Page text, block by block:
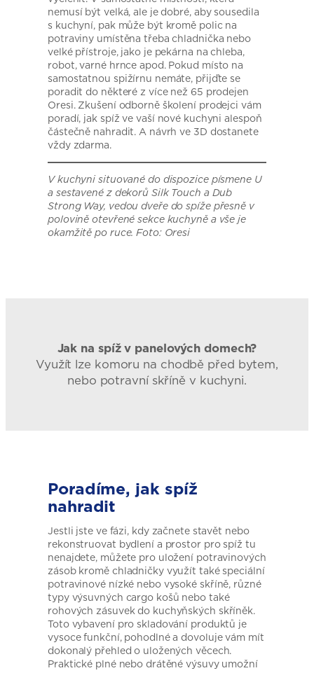
nemusí být velká, ale je dobré, aby sousedila
s kuchyní, pak může být kromě polic na
potraviny umístěna třeba chladnička nebo
velké přístroje, jako je pekárna na chleba,
robot, varné hrnce apod. Pokud místo na
samostatnou spižírnu nemáte, přijďte se
poradit do některé z více než 65 prodejen
Oresi. Zkušení odborně školení prodejci vám
poradí, jak spíž ve vaší nové kuchyni alespoň
částečně nahradit. A návrh ve 3D dostanete
vždy zdarma.
V kuchyni situované do dispozice písmene U
a sestavené z dekorů Silk Touch a Dub
Strong Way, vedou dveře do spíže přesně v
polovině otevřené sekce kuchyně a vše je
okamžitě po ruce. Foto: Oresi
Jak na spíž v panelových domech?
Využít lze komoru na chodbě před bytem,
nebo potravní skříně v kuchyni.
Poradíme, jak spíž
nahradit
Jestli jste ve fázi, kdy začnete stavět nebo
rekonstruovat bydlení a prostor pro spíž tu
nenajdete, můžete pro uložení potravinových
zásob kromě chladničky využít také speciální
potravinové nízké nebo vysoké skříně, různé
typy výsuvných cargo košů nebo také
rohových zásuvek do kuchyňských skříněk.
Toto vybavení pro skladování produktů je
vysoce funkční, pohodlné a dovoluje vám mít
dokonalý přehled o uložených věcech.
Praktické plné nebo drátěné výsuvy umožní